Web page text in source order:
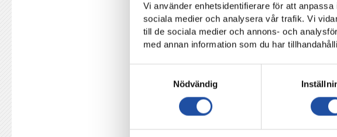
Vi använder enhetsidentifierare för att
sociala medier och analysera vår trafik. Vi
till de sociala medier och annons- och
med annan information som du har
Nödvändig
Framför allt – det är ett lag som sitter ihop
Vi har gått ihop som lag och verkligen inte
har vi såklart jobbat med vissa taktiska delar
Det är inget taktiskt hokus-pokus bakom?